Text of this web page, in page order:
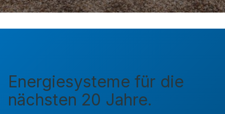
Energiesysteme für die
nächsten 20 Jahre.